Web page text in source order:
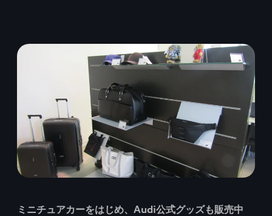
ミニチュアカーをはじめ、Audi公式グッズも販売中